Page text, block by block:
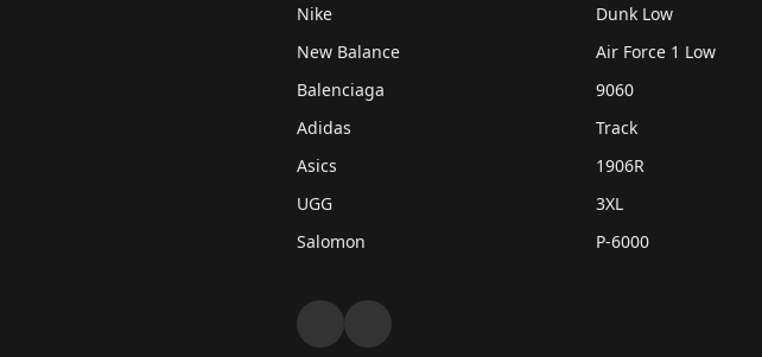
обеспечивающая мягкость и возврат энергии, не
Особый рисунок подметки,
видом города с высоты
перфорацией в зоне носка для оптимального
Формованная стелька:
Nike
New Balance
Balenciaga
Adidas
Asics
UGG
Salomon
Dunk Low
Air Force 1 Low
9060
Track
1906R
3XL
P-6000